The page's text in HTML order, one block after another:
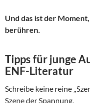
Und das ist der
berühren.
Tipps für junge
ENF-Literatur
Schreibe keine reine
Szene der Spannung.